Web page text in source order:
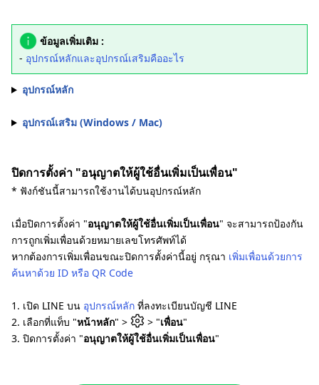
ข้อมูลเพิ่มเติม :
- อุปกรณ์หลักและอุปกรณ์เสริมคืออะไร
อุปกรณ์หลัก
อุปกรณ์เสริม (Windows / Mac)
ปิดการตั้งค่า "อนุญาตให้ผู้ใช้อื่นเพิ่มเป็นเพื่อน"
* ฟังก์ชันนี้สามารถใช้งานได้บนอุปกรณ์หลัก
เมื่อปิดการตั้งค่า "อนุญาตให้ผู้ใช้อื่นเพิ่มเป็นเพื่อน" จะสามารถป้องกัน
การถูกเพิ่มเพื่อนด้วยหมายเลขโทรศัพท์ได้
หากต้องการเพิ่มเพื่อนขณะปิดการตั้งค่านี้อยู่ กรุณา เพิ่มเพื่อนด้วยการ
ค้นหาด้วย ID หรือ QR Code
1. เปิด LINE บน อุปกรณ์หลัก ที่ลงทะเบียนบัญชี LINE
2. เลือกที่แท็บ "หน้าหลัก" > > "เพื่อน"
3. ปิดการตั้งค่า "อนุญาตให้ผู้ใช้อื่นเพิ่มเป็นเพื่อน"